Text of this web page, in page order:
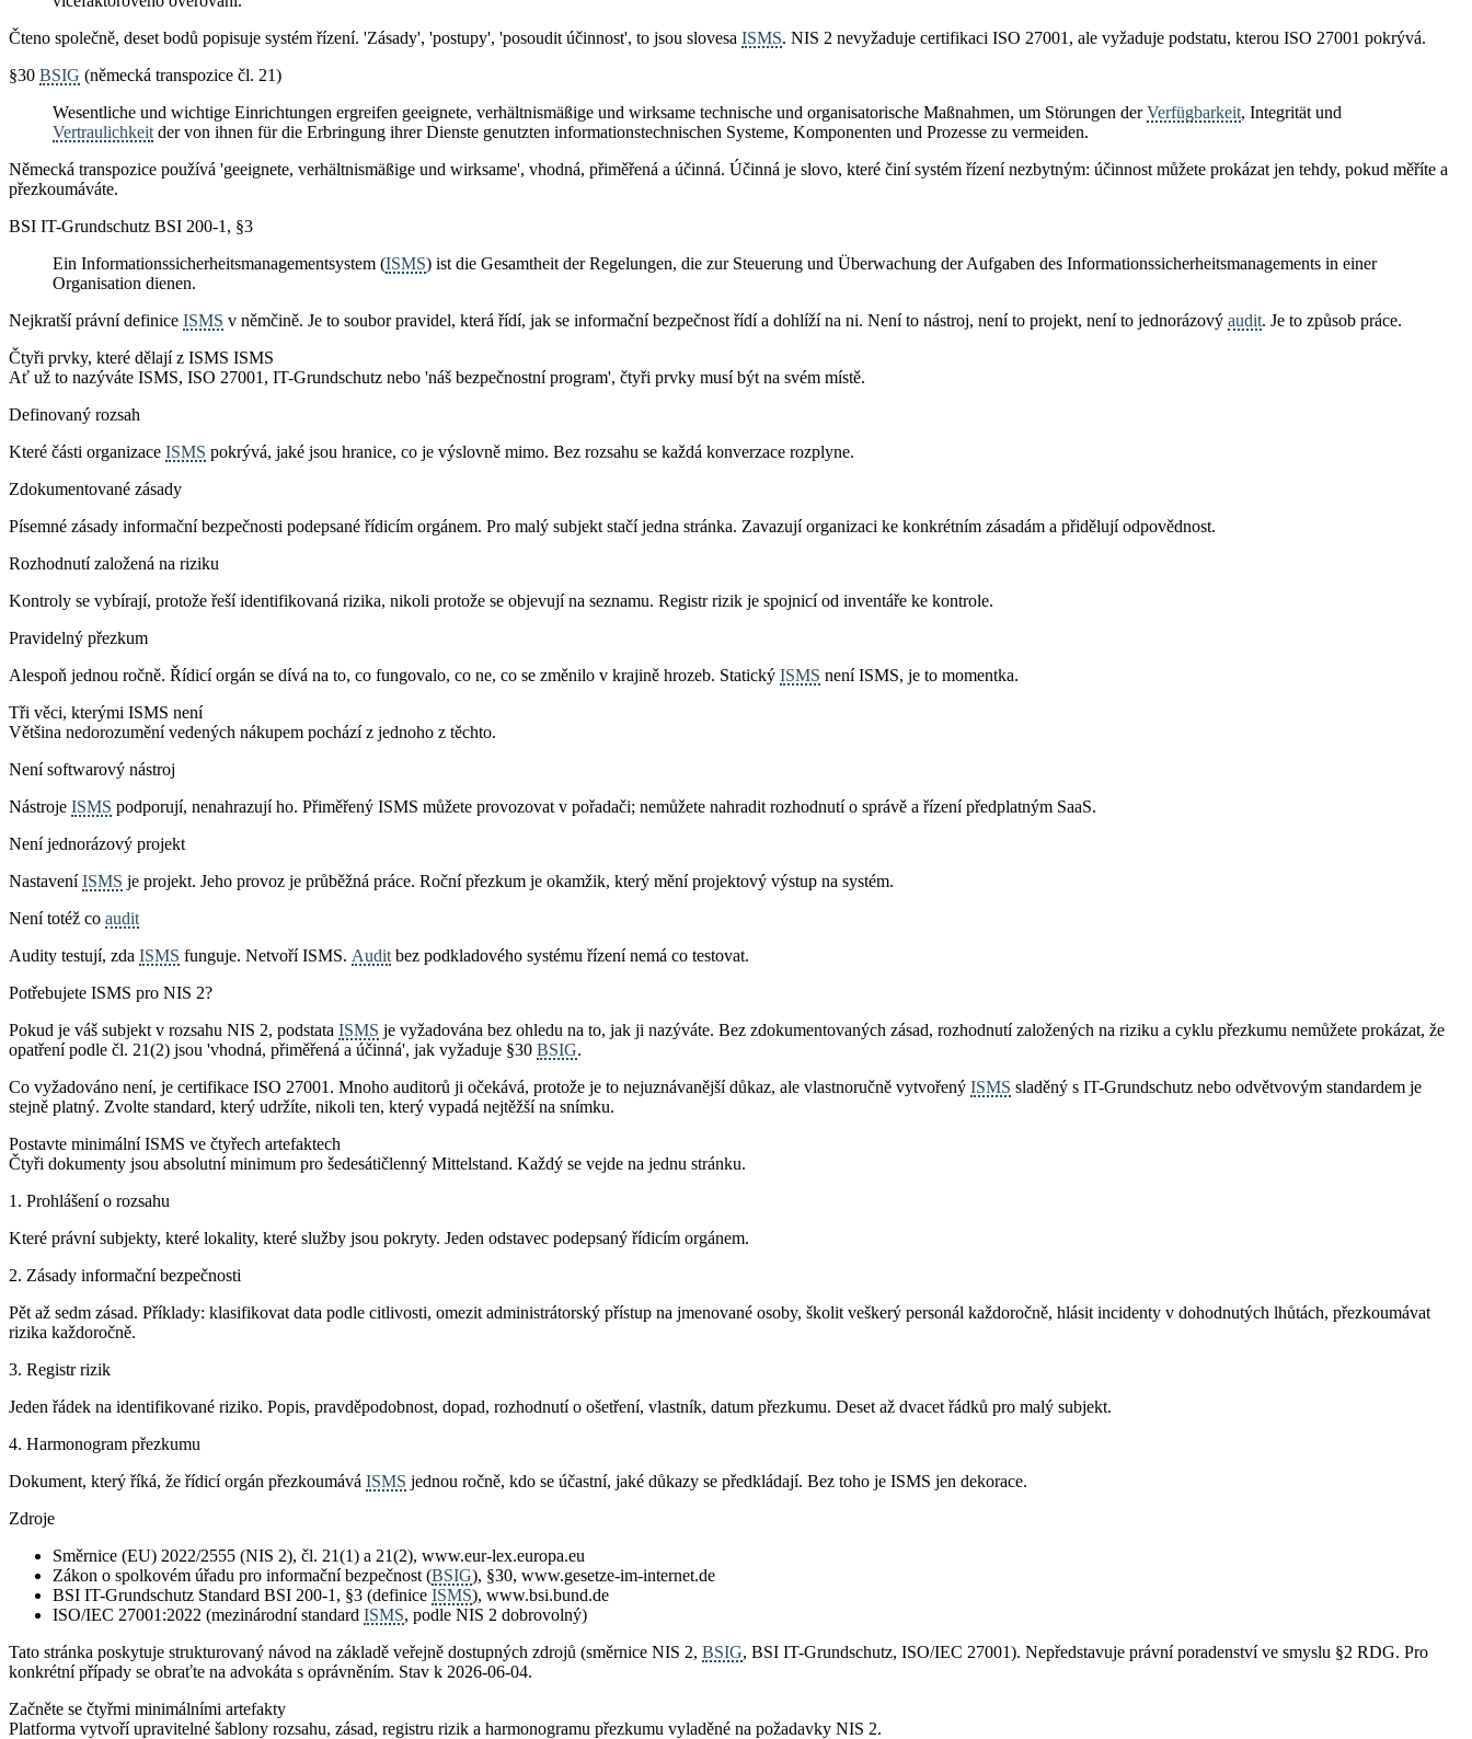
Čteno společně, deset bodů popisuje systém řízení. 'Zásady', 'postupy', 'posoudit účinnost', to jsou slovesa ISMS. NIS 2 nevyžaduje certifikaci ISO 27001, ale vyžaduje podstatu, kterou ISO 27001 pokrývá.
§30 BSIG (německá transpozice čl. 21)
Wesentliche und wichtige Einrichtungen ergreifen geeignete, verhältnismäßige und wirksame technische und organisatorische Maßnahmen, um Störungen derVerfügbarkeit, Integrität und
Vertraulichkeit der von ihnen für die Erbringung ihrer Dienste genutzten informationstechnischen Systeme, Komponenten und Prozesse zu vermeiden.
Německá transpozice používá 'geeignete, verhältnismäßige und wirksame', vhodná, přiměřená a účinná. Účinná je slovo, které činí systém řízení nezbytným: účinnost můžete prokázat jen tehdy, pokud měříte a
přezkoumáváte.
BSI IT-Grundschutz BSI 200-1, §3
Ein Informationssicherheitsmanagementsystem (ISMS) ist die Gesamtheit der Regelungen, die zur Steuerung und Überwachung der Aufgaben des Informationssicherheitsmanagements in einer
Organisation dienen.
Nejkratší právní definice ISMS v němčině. Je to soubor pravidel, která řídí, jak se informační bezpečnost řídí a dohlíží na ni. Není to nástroj, není to projekt, není to jednorázový audit. Je to způsob práce.
Čtyři prvky, které dělají z ISMS ISMS
Ať už to nazýváte ISMS, ISO 27001, IT-Grundschutz nebo 'náš bezpečnostní program', čtyři prvky musí být na svém místě.
Definovaný rozsah
Které části organizace ISMS pokrývá, jaké jsou hranice, co je výslovně mimo. Bez rozsahu se každá konverzace rozplyne.
Zdokumentované zásady
Písemné zásady informační bezpečnosti podepsané řídicím orgánem. Pro malý subjekt stačí jedna stránka. Zavazují organizaci ke konkrétním zásadám a přidělují odpovědnost.
Rozhodnutí založená na riziku
Kontroly se vybírají, protože řeší identifikovaná rizika, nikoli protože se objevují na seznamu. Registr rizik je spojnicí od inventáře ke kontrole.
Pravidelný přezkum
Alespoň jednou ročně. Řídicí orgán se dívá na to, co fungovalo, co ne, co se změnilo v krajině hrozeb. Statický ISMS není ISMS, je to momentka.
Tři věci, kterými ISMS není
Většina nedorozumění vedených nákupem pochází z jednoho z těchto.
Není softwarový nástroj
Nástroje ISMS podporují, nenahrazují ho. Přiměřený ISMS můžete provozovat v pořadači; nemůžete nahradit rozhodnutí o správě a řízení předplatným SaaS.
Není jednorázový projekt
NastaveníISMS je projekt. Jeho provoz je průběžná práce. Roční přezkum je okamžik, který mění projektový výstup na systém.
Není totéž co audit
Audity testují, zda ISMS funguje. Netvoří ISMS. Audit bez podkladového systému řízení nemá co testovat.
Potřebujete ISMS pro NIS 2?
Pokud je váš subjekt v rozsahu NIS 2, podstata ISMS je vyžadována bez ohledu na to, jak ji nazýváte. Bez zdokumentovaných zásad, rozhodnutí založených na riziku a cyklu přezkumu nemůžete prokázat, že
opatření podle čl. 21(2) jsou 'vhodná, přiměřená a účinná', jak vyžaduje §30 BSIG.
Co vyžadováno není, je certifikace ISO 27001. Mnoho auditorů ji očekává, protože je to nejuznávanější důkaz, ale vlastnoručně vytvořený ISMS sladěný s IT-Grundschutz nebo odvětvovým standardem je
stejně platný. Zvolte standard, který udržíte, nikoli ten, který vypadá nejtěžší na snímku.
Postavte minimální ISMS ve čtyřech artefaktech
Čtyři dokumenty jsou absolutní minimum pro šedesátičlenný Mittelstand. Každý se vejde na jednu stránku.
1. Prohlášení o rozsahu
Které právní subjekty, které lokality, které služby jsou pokryty. Jeden odstavec podepsaný řídicím orgánem.
2. Zásady informační bezpečnosti
Pět až sedm zásad. Příklady: klasifikovat data podle citlivosti, omezit administrátorský přístup na jmenované osoby, školit veškerý personál každoročně, hlásit incidenty v dohodnutých lhůtách, přezkoumávat
rizika každoročně.
3. Registr rizik
Jeden řádek na identifikované riziko. Popis, pravděpodobnost, dopad, rozhodnutí o ošetření, vlastník, datum přezkumu. Deset až dvacet řádků pro malý subjekt.
4. Harmonogram přezkumu
Dokument, který říká, že řídicí orgán přezkoumává ISMS jednou ročně, kdo se účastní, jaké důkazy se předkládají. Bez toho je ISMS jen dekorace.
Zdroje
Směrnice (EU) 2022/2555 (NIS 2), čl. 21(1) a 21(2), www.eur-lex.europa.eu
Zákon o spolkovém úřadu pro informační bezpečnost (BSIG), §30, www.gesetze-im-internet.de
BSI IT-Grundschutz Standard BSI 200-1, §3 (definice ISMS), www.bsi.bund.de
ISO/IEC 27001:2022 (mezinárodní standard ISMS, podle NIS 2 dobrovolný)
Tato stránka poskytuje strukturovaný návod na základě veřejně dostupných zdrojů (směrnice NIS 2, BSIG, BSI IT-Grundschutz, ISO/IEC 27001). Nepředstavuje právní poradenství ve smyslu §2 RDG. Pro
konkrétní případy se obraťte na advokáta s oprávněním. Stav k 2026-06-04.
Začněte se čtyřmi minimálními artefakty
Platforma vytvoří upravitelné šablony rozsahu, zásad, registru rizik a harmonogramu přezkumu vyladěné na požadavky NIS 2.